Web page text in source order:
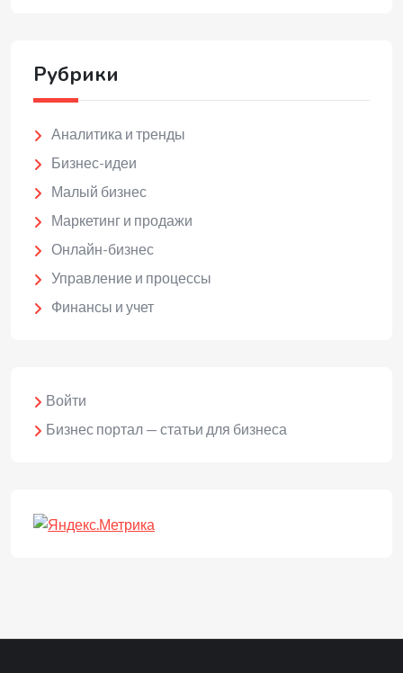
Рубрики
Аналитика и тренды
Бизнес-идеи
Малый бизнес
Маркетинг и продажи
Онлайн-бизнес
Управление и процессы
Финансы и учет
Войти
Бизнес портал — статьи для бизнеса